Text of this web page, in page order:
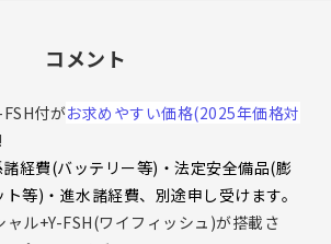
コメント
付がお求めやすい価格(2025年価格対
経費(バッテリー等)・法定安全備品(膨
等)・進水諸経費、別途申し受けます。
ャル+Y-FSH(ワイフィッシュ)が搭載さ